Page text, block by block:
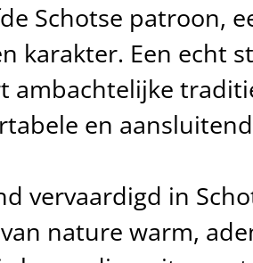
Schotse patroon,
karakter. Een echt
ambachtelijke
en
vervaardigd in
nature warm,